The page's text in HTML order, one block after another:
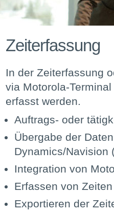
Zeiterfassung
In der Zeiterfassung
via Motorola-
erfasst werden.
Auftrags- oder
Übergabe der
Dynamics/Navision
Integration von
Erfassen von
Exportieren der